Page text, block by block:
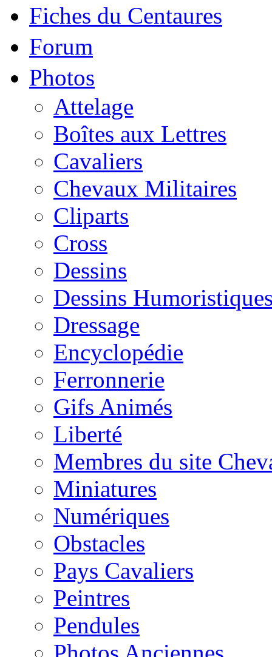
Fiches du Centaures
Forum
Photos
Attelage
Boîtes aux Lettres
Cavaliers
Chevaux Militaires
Cliparts
Cross
Dessins
Dessins
Dressage
Encyclopédie
Ferronnerie
Gifs Animés
Liberté
Membres du site
Miniatures
Numériques
Obstacles
Pays Cavaliers
Peintres
Pendules